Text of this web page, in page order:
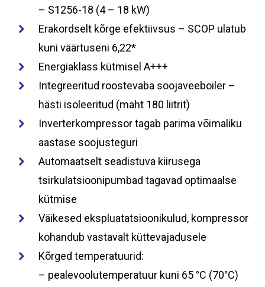
– S1256-18 (4 – 18 kW)
Erakordselt kõrge efektiivsus – SCOP ulatub
kuni väärtuseni 6,22*
Energiaklass kütmisel A+++
Integreeritud roostevaba soojaveeboiler –
hästi isoleeritud (maht 180 liitrit)
Inverterkompressor tagab parima võimaliku
aastase soojusteguri
Automaatselt seadistuva kiirusega
tsirkulatsioonipumbad tagavad optimaalse
kütmise
Väikesed ekspluatatsioonikulud, kompressor
kohandub vastavalt küttevajadusele
Kõrged temperatuurid:
– pealevoolutemperatuur kuni 65 °C (70°C)